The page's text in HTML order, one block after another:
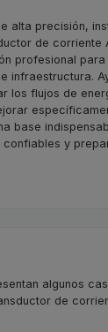
alta precisión,
de corriente
profesional
infraestructura.
los flujos de
base
y
algunos
de